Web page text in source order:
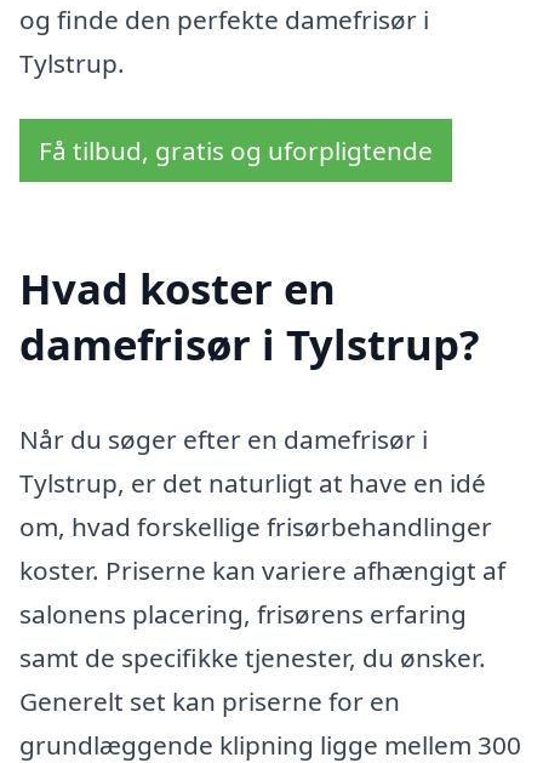
og finde den perfekte damefrisør i
Tylstrup.
Få tilbud, gratis og uforpligtende
Hvad koster en
damefrisør i Tylstrup?
Når du søger efter en damefrisør i
Tylstrup, er det naturligt at have en idé
om, hvad forskellige frisørbehandlinger
koster. Priserne kan variere afhængigt af
salonens placering, frisørens erfaring
samt de specifikke tjenester, du ønsker.
Generelt set kan priserne for en
grundlæggende klipning ligge mellem 300